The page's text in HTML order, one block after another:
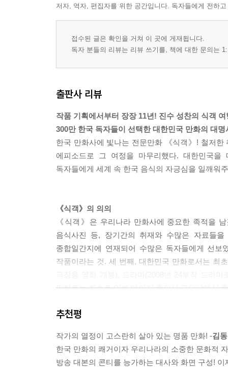
저자, 역자, 편집자를 위한 공간입니다. 독자들에게 전하
접수된 글은 확인을 거쳐 이 곳에 게재됩니다.
독자 분들의 리뷰는 리뷰 쓰기를, 책에 대한 문의는
출판사 리뷰
작품 기획에서부터 장장 11년! 진수 성찬의 식객
300만 한국 독자들이 선택한 대한민국 만화의 대
한국 만화사에 빛나는 전문만화 《식객》! 철저
에피소드로 그 여정을 마무리했다. 대한민국
독자들에게 세계 속 한국 음식의 자긍심을 일깨워
《식객》의 의의
《식객》은 우리나라 만화사에 중요한 족적을
음식사진 등, 장기간의 취재와 수많은 자료들
종합일간지에 연재되어 수많은 독자들에게 선
작품이라는 것. 세 번째, 대한민국 만화로서는 최
만화로는 최초로 일본 메이저 출판사 고단샤에서
가능한 것이었다. 《먼나라 이웃나라》로 잘 알
말했다. 일본을 대표하는 요리만화 《미스터 초
구성이 돋보이는 작품으로, 한국 만화사에 영원히
추천평
작가의 열정이 고스란히 살아 있는 명품 만화! -김
한국 만화의 쾌거이자 우리나라의 소중한 문화적
방송 대본의 콘티를 능가하는 대사와 화면 구성!